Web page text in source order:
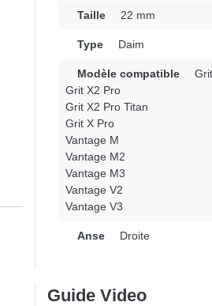
Taille 22 mm
Type Daim
Modèle compatible
Grit X2 Pro
Grit X2 Pro Titan
Grit X Pro
Vantage M
Vantage M2
Vantage M3
Vantage V2
Vantage V3
Anse Droite
Guide Video